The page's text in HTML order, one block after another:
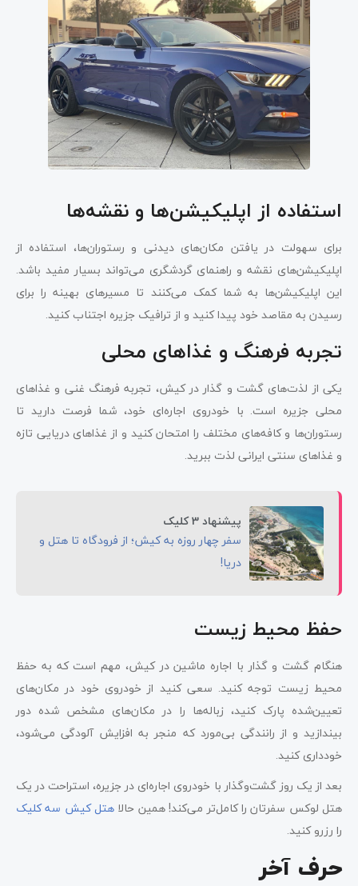
استفاده از اپلیکیشن‌ها و نقشه‌ها
برای سهولت در یافتن مکان‌های دیدنی و رستوران‌ها، استفاده از
اپلیکیشن‌های نقشه و راهنمای گردشگری می‌تواند بسیار مفید باشد.
این اپلیکیشن‌ها به شما کمک می‌کنند تا مسیرهای بهینه را برای
رسیدن به مقاصد خود پیدا کنید و از ترافیک جزیره اجتناب کنید.
تجربه فرهنگ و غذاهای محلی
یکی از لذت‌های گشت و گذار در کیش، تجربه فرهنگ غنی و غذاهای
محلی جزیره است. با خودروی اجاره‌ای خود، شما فرصت دارید تا
رستوران‌ها و کافه‌های مختلف را امتحان کنید و از غذاهای دریایی تازه
و غذاهای سنتی ایرانی لذت ببرید.
پیشنهاد 3 کلیک
سفر چهار روزه به کیش؛ از فرودگاه تا هتل و
دریا!
حفظ محیط زیست
هنگام گشت و گذار با اجاره ماشین در کیش، مهم است که به حفظ
محیط زیست توجه کنید. سعی کنید از خودروی خود در مکان‌های
تعیین‌شده پارک کنید، زباله‌ها را در مکان‌های مشخص شده دور
بیندازید و از رانندگی بی‌مورد که منجر به افزایش آلودگی می‌شود،
خودداری کنید.
بعد از یک روز گشت‌وگذار با خودروی اجاره‌ای در جزیره، استراحت در یک
هتل لوکس سفرتان را کامل‌تر می‌کند! همین حالا هتل کیش سه کلیک
را رزرو کنید.
حرف آخر